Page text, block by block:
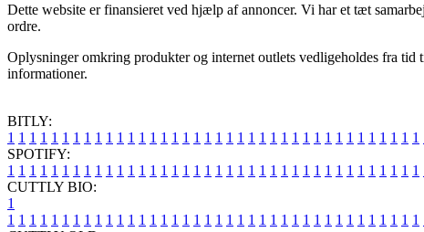
Dette website er finansieret ved hjælp af annoncer. Vi har et tæt
ordre.
Oplysninger omkring produkter og internet outlets vedligeholdes fra
informationer.
BITLY:
1 1 1 1 1 1 1 1 1 1 1 1 1 1 1 1 1 1 1 1 1 1 1 1 1 1 1 1 1 1 1 1 1 1 1 1 1 1
SPOTIFY:
1 1 1 1 1 1 1 1 1 1 1 1 1 1 1 1 1 1 1 1 1 1 1 1 1 1 1 1 1 1 1 1 1 1 1 1 1 1
CUTTLY BIO:
1
1 1 1 1 1 1 1 1 1 1 1 1 1 1 1 1 1 1 1 1 1 1 1 1 1 1 1 1 1 1 1 1 1 1 1 1 1 1